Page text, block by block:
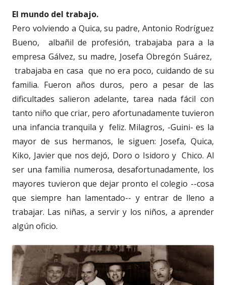
El mundo del trabajo.
Pero volviendo a Quica, su padre, Antonio Rodríguez
Bueno, albañil de profesión, trabajaba para a la
empresa Gálvez, su madre, Josefa Obregón Suárez,
trabajaba en casa que no era poco, cuidando de su
familia. Fueron años duros, pero a pesar de las
dificultades salieron adelante, tarea nada fácil con
tanto niño que criar, pero afortunadamente tuvieron
una infancia tranquila y feliz. Milagros, -Guini- es la
mayor de sus hermanos, le siguen: Josefa, Quica,
Kiko, Javier que nos dejó, Doro o Isidoro y Chico. Al
ser una familia numerosa, desafortunadamente, los
mayores tuvieron que dejar pronto el colegio --cosa
que siempre han lamentado-- y entrar de lleno a
trabajar. Las niñas, a servir y los niños, a aprender
algún oficio.